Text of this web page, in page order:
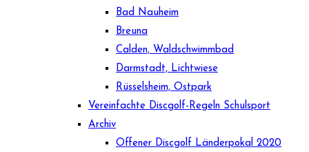
Bad Nauheim
Breuna
Calden, Waldschwimmbad
Darmstadt, Lichtwiese
Rüsselsheim, Ostpark
Vereinfachte Discgolf-Regeln Schulsport
Archiv
Offener Discgolf Länderpokal 2020